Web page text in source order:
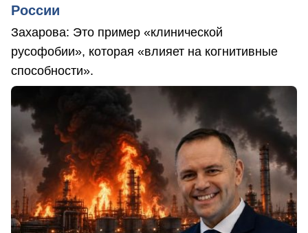
России
Захарова: Это пример «клинической
русофобии», которая «влияет на когнитивные
способности».